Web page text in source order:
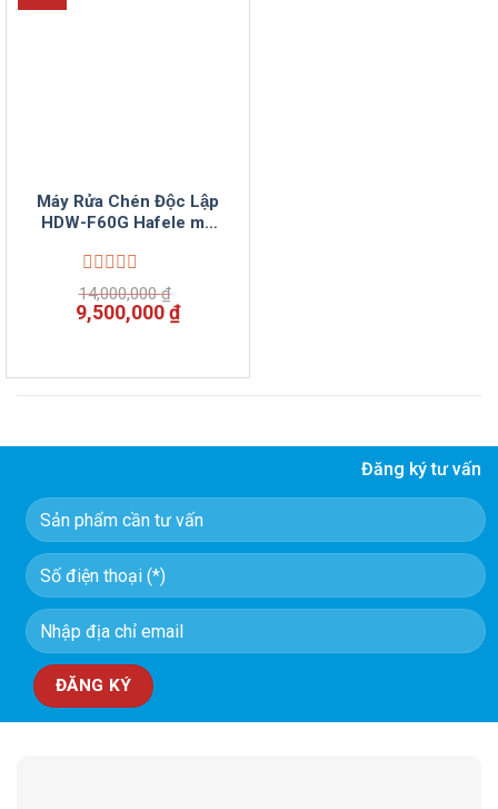
Máy Rửa Chén Độc Lập
HDW-F60G Hafele mã
Được
xếp
hạng
sao
14,000,000₫
Giá
gốc
14,000,000 ₫.
9,500,000₫Giá
hiện
là:
Đăng ký tư vấn